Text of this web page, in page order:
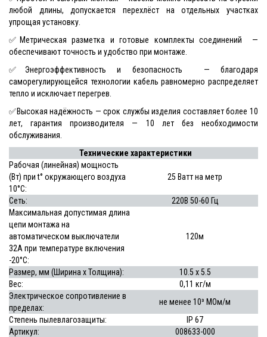
любой длины, допускается перехлёст на отдельных участках
упрощая установку.
✅Метрическая разметка и готовые комплекты соединений —
обеспечивают точность и удобство при монтаже.
✅Энергоэффективность и безопасность — благодаря
саморегулирующейся технологии кабель равномерно распределяет
тепло и исключает перегрев.
✅Высокая надёжность — срок службы изделия составляет более 10
лет, гарантия производителя — 10 лет без необходимости
обслуживания.
Технические характеристики
Рабочая (линейная) мощность
(Вт) при t° окружающего воздуха
10°С:
25 Ватт на метр
Сеть:
220В 50-60 Гц
Максимальная допустимая длина
цепи монтажа на
автоматическом выключатели
32А при температуре включения
-20°С:
120м
Размер, мм (Ширина x Толщина):
10.5 x 5.5
Вес:
0,11 кг/м
Электрическое сопротивление в
пределах:
не менее 10³ МОм/м
Степень пылевлагозащиты:
IP 67
Артикул:
008633-000